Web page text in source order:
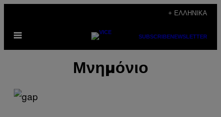
περιεχόμενο
+ ΕΛΛΗΝΙΚΆ
Ανοίξτε
μενού
SUBSCRIBENEWSLETTER
Μνημόνιο